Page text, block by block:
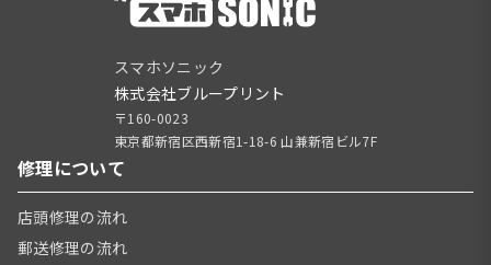
スマホソニック
株式会社ブループリント
〒160-0023
東京都新宿区西新宿1-18-6 山兼新宿ビル7F
修理について
店頭修理の流れ
郵送修理の流れ